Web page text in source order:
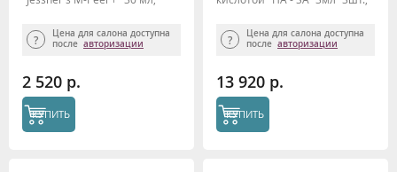
Цена для салона доступна
после авторизации
2 520 р.
КУПИТЬ
Цена для салона доступна
после авторизации
13 920 р.
КУПИТЬ